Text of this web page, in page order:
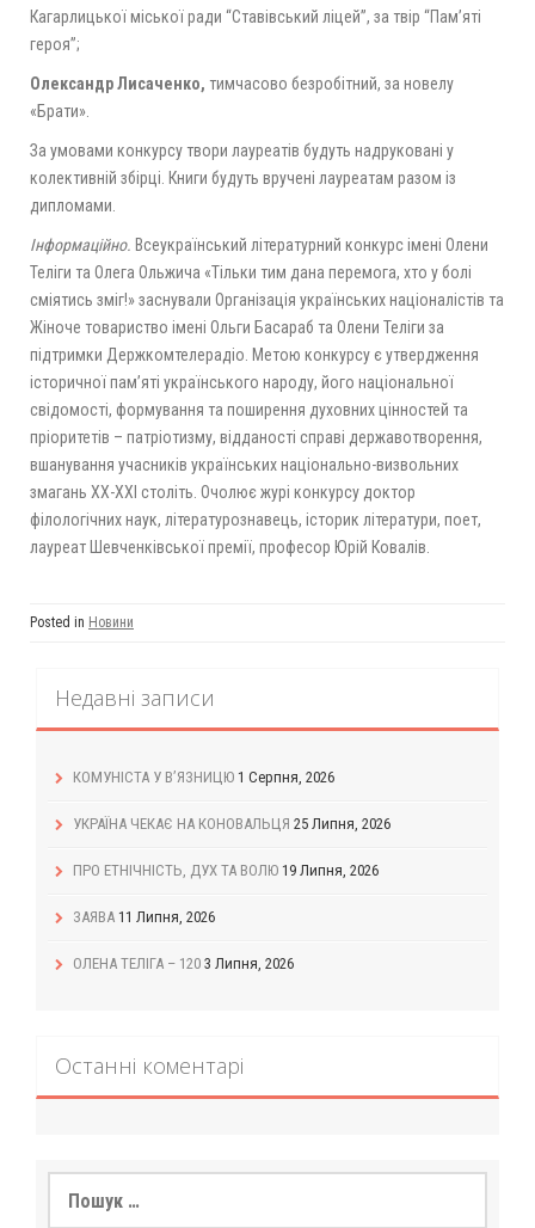
Кагарлицької міської ради “Ставівський ліцей”, за твір “Пам’яті
героя”;
Олександр Лисаченко, тимчасово безробітний, за новелу
«Брати».
За умовами конкурсу твори лауреатів будуть надруковані у
колективній збірці. Книги будуть вручені лауреатам разом із
дипломами.
Інформаційно. Всеукраїнський літературний конкурс імені Олени
Теліги та Олега Ольжича «Тільки тим дана перемога, хто у болі
сміятись зміг!» заснували Організація українських націоналістів та
Жіноче товариство імені Ольги Басараб та Олени Теліги за
підтримки Держкомтелерадіо. Метою конкурсу є утвердження
історичної пам’яті українського народу, його національної
свідомості, формування та поширення духовних цінностей та
пріоритетів – патріотизму, відданості справі державотворення,
вшанування учасників українських національно-визвольних
змагань ХХ-ХХІ століть. Очолює журі конкурсу доктор
філологічних наук, літературознавець, історик літератури, поет,
лауреат Шевченківської премії, професор Юрій Ковалів.
Posted in Новини
Недавні записи
КОМУНІСТА У В’ЯЗНИЦЮ 1 Серпня, 2026
УКРАЇНА ЧЕКАЄ НА КОНОВАЛЬЦЯ 25 Липня, 2026
ПРО ЕТНІЧНІСТЬ, ДУХ ТА ВОЛЮ 19 Липня, 2026
ЗАЯВА 11 Липня, 2026
ОЛЕНА ТЕЛІГА – 120 3 Липня, 2026
Останні коментарі